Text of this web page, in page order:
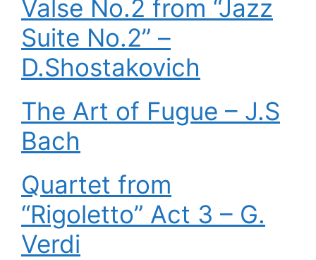
Valse No.2 from “Jazz
Suite No.2” –
D.Shostakovich
The Art of Fugue – J.S
Bach
Quartet from
“Rigoletto” Act 3 – G.
Verdi